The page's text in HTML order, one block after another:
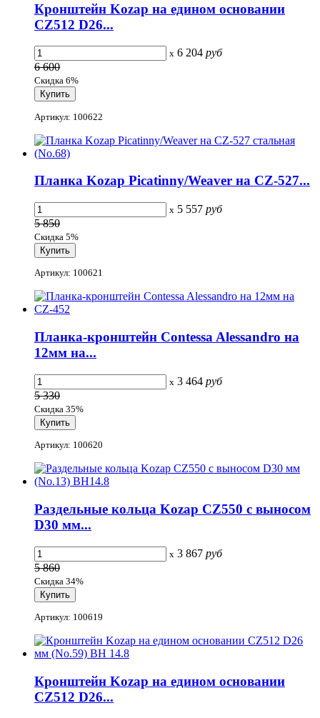
Кронштейн Kozap на едином основании
CZ512 D26...
x 6 204 руб
6 600
Скидка 6%
Артикул: 100622
Планка Kozap Picatinny/Weaver на CZ-527...
x 5 557 руб
5 850
Скидка 5%
Артикул: 100621
Планка-кронштейн Contessa Alessandro на
12мм на...
x 3 464 руб
5 330
Скидка 35%
Артикул: 100620
Раздельные кольца Kozap CZ550 с выносом
D30 мм...
x 3 867 руб
5 860
Скидка 34%
Артикул: 100619
Кронштейн Kozap на едином основании
CZ512 D26...